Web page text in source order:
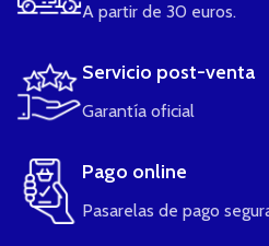
A partir de 30 euros.
Servicio post-venta
Garantía oficial
Pago online
Pasarelas de pago